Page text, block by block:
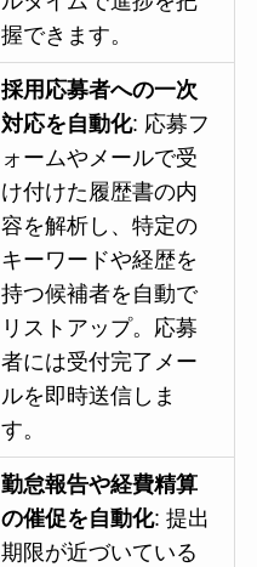
握できます。
採用応募者への一次
対応を自動化: 応募フ
ォームやメールで受
け付けた履歴書の内
容を解析し、特定の
キーワードや経歴を
持つ候補者を自動で
リストアップ。応募
者には受付完了メー
ルを即時送信しま
す。
勤怠報告や経費精算
の催促を自動化: 提出
期限が近づいている